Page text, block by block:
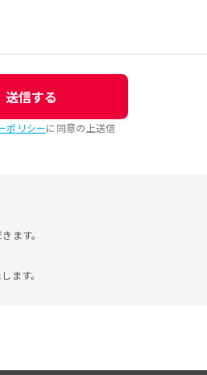
送信する
ポリシーに同意の上送信
ます。
ます。